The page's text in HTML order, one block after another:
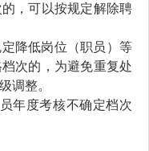
，可以按规定解除聘
降低岗位（职员）等
次的，为避免重复处
调整。
年度考核不确定档次